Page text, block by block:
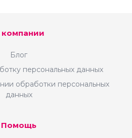
магазины,
системному
решаем задачи
размера
Блог
персональных данных
обработки персональных
данных
Помощь